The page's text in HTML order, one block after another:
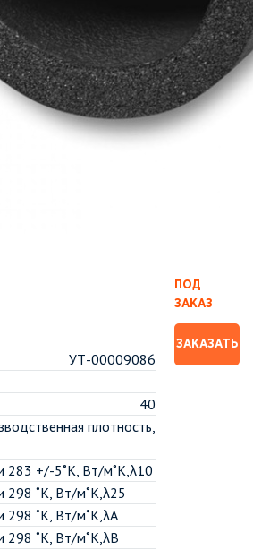
УТ-00009086
40
плотность,
283 +/-5˚К, Вт/м˚К,λ10
298 ˚К, Вт/м˚К,λ25
298 ˚К, Вт/м˚К,λА
298 ˚К, Вт/м˚К,λВ
ПОД
ЗАКАЗ
ЗАКАЗАТЬ